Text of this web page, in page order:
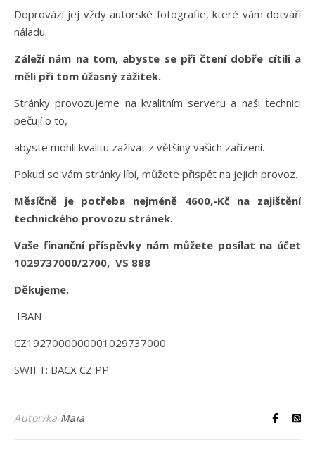
Doprovází jej vždy autorské fotografie, které vám dotváří
náladu.
Záleží nám na tom, abyste se při čtení dobře cítili a
měli při tom úžasný zážitek.
Stránky provozujeme na kvalitním serveru a naši technici
pečují o to,
abyste mohli kvalitu zažívat z většiny vašich zařízení.
Pokud se vám stránky líbí, můžete přispět na jejich provoz.
Měsíčně je potřeba nejméně 4600,-Kč na zajištění
technického provozu stránek.
Vaše finanční příspěvky nám můžete posílat na účet
1029737000/2700, VS 888
Děkujeme.
IBAN
CZ1927000000001029737000
SWIFT: BACX CZ PP
Autor/ka Maia